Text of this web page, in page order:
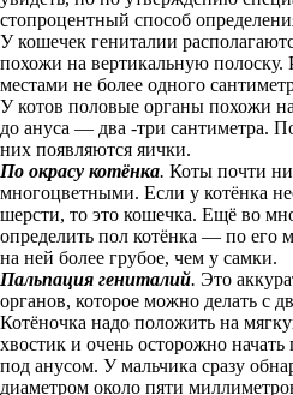
стопроцентный способ
У кошечек гениталии
похожи на вертикальную полоску.
местами не более одного
У котов половые органы похожи
до ануса — два -три сантиметра.
них появляются яички.
По окрасу котёнка. Коты почти
многоцветными. Если у котёнка
шерсти, то это кошечка. Ещё во
определить пол котёнка — по его
на ней более грубое, чем у самки.
Пальпация гениталий. Это
органов, которое можно делать с
Котёночка надо положить на
хвостик и очень осторожно начать
под анусом. У мальчика сразу
диаметром около пяти